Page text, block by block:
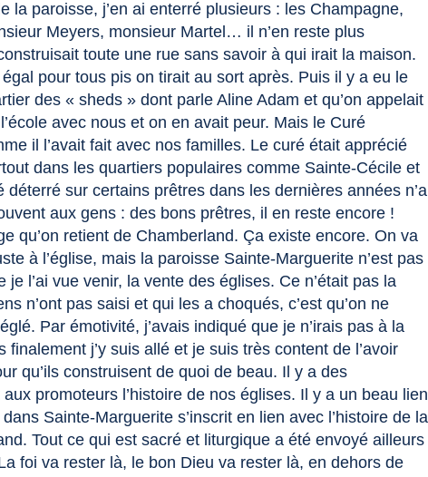
la paroisse, j’en ai enterré plusieurs : les Champagne,
Meyers, monsieur Martel… il n’en reste plus
toute une rue sans savoir à qui irait la maison.
pour tous pis on tirait au sort après. Puis il y a eu le
des « sheds » dont parle Aline Adam et qu’on appelait
avec nous et on en avait peur. Mais le Curé
il l’avait fait avec nos familles. Le curé était apprécié
dans les quartiers populaires comme Sainte-Cécile et
sur certains prêtres dans les dernières années n’a
aux gens : des bons prêtres, il en reste encore !
qu’on retient de Chamberland. Ça existe encore. On va
à l’église, mais la paroisse Sainte-Marguerite n’est pas
l’ai vue venir, la vente des églises. Ce n’était pas la
n’ont pas saisi et qui les a choqués, c’est qu’on ne
Par émotivité, j’avais indiqué que je n’irais pas à la
j’y suis allé et je suis très content de l’avoir
qu’ils construisent de quoi de beau. Il y a des
promoteurs l’histoire de nos églises. Il y a un beau lien
Sainte-Marguerite s’inscrit en lien avec l’histoire de la
Tout ce qui est sacré et liturgique a été envoyé ailleurs
foi va rester là, le bon Dieu va rester là, en dehors de